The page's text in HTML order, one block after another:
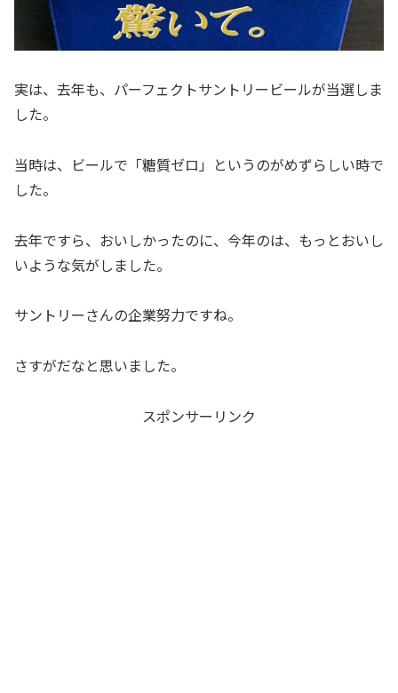
実は、去年も、パーフェクトサントリービールが当選しま
した。
当時は、ビールで「糖質ゼロ」というのがめずらしい時で
した。
去年ですら、おいしかったのに、今年のは、もっとおいし
いような気がしました。
サントリーさんの企業努力ですね。
さすがだなと思いました。
スポンサーリンク